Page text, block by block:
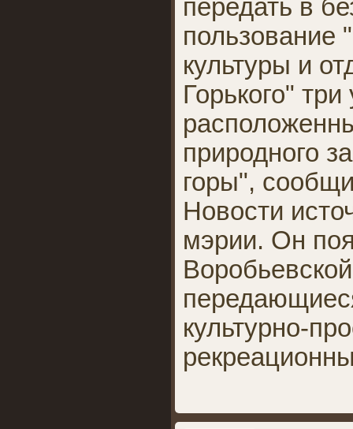
передать в
пользование
культуры и
Горького" три
природного
горы",
Новости
мэрии. Он
культурно-